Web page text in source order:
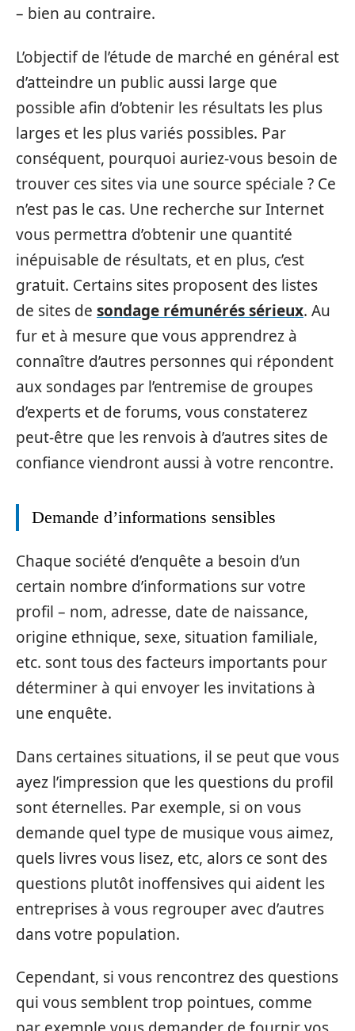
– bien au contraire.
L’objectif de l’étude de marché en général est
d’atteindre un public aussi large que
possible afin d’obtenir les résultats les plus
larges et les plus variés possibles. Par
conséquent, pourquoi auriez-vous besoin de
trouver ces sites via une source spéciale ? Ce
n’est pas le cas. Une recherche sur Internet
vous permettra d’obtenir une quantité
inépuisable de résultats, et en plus, c’est
gratuit. Certains sites proposent des listes
de sites de sondage rémunérés sérieux. Au
fur et à mesure que vous apprendrez à
connaître d’autres personnes qui répondent
aux sondages par l’entremise de groupes
d’experts et de forums, vous constaterez
peut-être que les renvois à d’autres sites de
confiance viendront aussi à votre rencontre.
Demande d’informations sensibles
Chaque société d’enquête a besoin d’un
certain nombre d’informations sur votre
profil – nom, adresse, date de naissance,
origine ethnique, sexe, situation familiale,
etc. sont tous des facteurs importants pour
déterminer à qui envoyer les invitations à
une enquête.
Dans certaines situations, il se peut que vous
ayez l’impression que les questions du profil
sont éternelles. Par exemple, si on vous
demande quel type de musique vous aimez,
quels livres vous lisez, etc, alors ce sont des
questions plutôt inoffensives qui aident les
entreprises à vous regrouper avec d’autres
dans votre population.
Cependant, si vous rencontrez des questions
qui vous semblent trop pointues, comme